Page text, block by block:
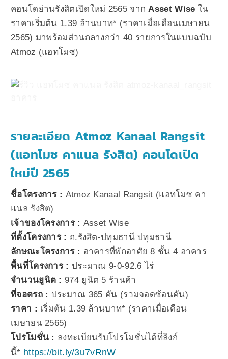
คอนโดย่านรังสิตเปิดใหม่ 2565 จาก Asset Wise ใน
ราคาเริ่มต้น 1.39 ล้านบาท* (ราคาเมื่อเดือนเมษายน
2565) มาพร้อมส่วนกลางกว่า 40 รายการในแบบฉบับ
Atmoz (แอทโมซ)
รายละเอียด Atmoz Kanaal Rangsit
(แอทโมซ คาแนล รังสิต) คอนโดเปิด
ใหม่ปี 2565
ชื่อโครงการ : Atmoz Kanaal Rangsit (แอทโมซ คา
แนล รังสิต)
เจ้าของโครงการ : Asset Wise
ที่ตั้งโครงการ : ถ.รังสิต-ปทุมธานี ปทุมธานี
ลักษณะโครงการ : อาคารที่พักอาศัย 8 ชั้น 4 อาคาร
พื้นที่โครงการ : ประมาณ 9-0-92.6 ไร่
จำนวนยูนิต : 974 ยูนิต 5 ร้านค้า
ที่จอดรถ : ประมาณ 365 คัน (รวมจอดซ้อนคัน)
ราคา : เริ่มต้น 1.39 ล้านบาท* (ราคาเมื่อเดือน
เมษายน 2565)
โปรโมชั่น : ลงทะเบียนรับโปรโมชั่นได้ที่ลิงก์
นี้* https://bit.ly/3u7vRnW